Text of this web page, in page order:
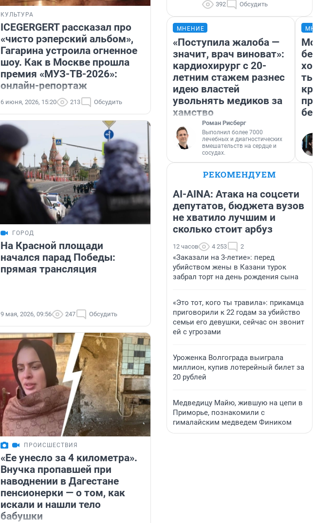
КУЛЬТУРА
ICEGERGERT рассказал про
«чисто рэперский альбом»,
Гагарина устроила огненное
шоу. Как в Москве прошла
премия «МУЗ-ТВ-2026»:
онлайн-репортаж
6 июня, 2026, 15:20 213 Обсудить
ГОРОД
На Красной площади
начался парад Победы:
прямая трансляция
9 мая, 2026, 09:56 247 Обсудить
ПРОИСШЕСТВИЯ
«Ее унесло за 4 километра».
Внучка пропавшей при
наводнении в Дагестане
пенсионерки — о том, как
искали и нашли тело
бабушки
392 Обсудить
МНЕНИЕ
«Поступила жалоба —
значит, врач виноват»:
кардиохирург с 20-
летним стажем разнес
идею властей
увольнять медиков за
хамство
Роман Рисберг
Выполнил более 7000
лечебных и диагностических
вмешательств на сердце и
сосудах.
Мой
РЕКОМЕНДУЕМ
AI-AINA: Атака на соцсети
депутатов, бюджета вузов
не хватило лучшим и
сколько стоит арбуз
12 часов 4 253 2
«Заказали на 3-летие»: перед
убийством жены в Казани турок
забрал торт на день рождения сына
«Это тот, кого ты травила»: прикамца
приговорили к 22 годам за убийство
семьи его девушки, сейчас он звонит
ей с угрозами
Уроженка Волгограда выиграла
миллион, купив лотерейный билет за
20 рублей
Медведицу Майю, жившую на цепи в
Приморье, познакомили с
гималайским медведем Фиником